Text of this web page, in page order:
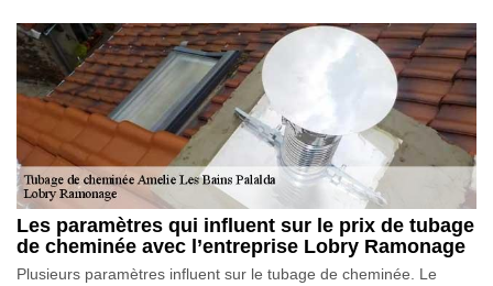
Les paramètres qui influent sur le prix de tubage
de cheminée avec l’entreprise Lobry Ramonage
Plusieurs paramètres influent sur le tubage de cheminée. Le